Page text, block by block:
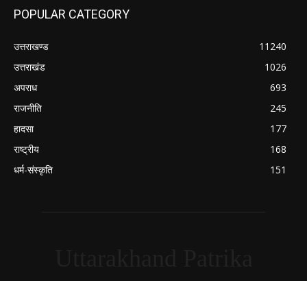
POPULAR CATEGORY
उत्तराखण्ड
11240
उत्तराखंड
1026
अपराध
693
राजनीति
245
हादसा
177
राष्ट्रीय
168
धर्म-संस्कृति
151